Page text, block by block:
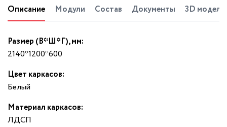
Описание Модули Состав Документы 3D модель
Размер (В*Ш*Г), мм:
2140*1200*600
Цвет каркасов:
Белый
Материал каркасов:
ЛДСП